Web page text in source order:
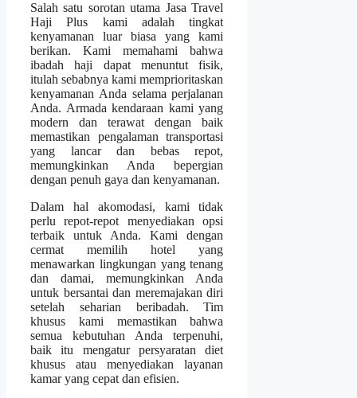
Salah satu sorotan utama Jasa Travel
Haji Plus kami adalah tingkat
kenyamanan luar biasa yang kami
berikan. Kami memahami bahwa
ibadah haji dapat menuntut fisik,
itulah sebabnya kami memprioritaskan
kenyamanan Anda selama perjalanan
Anda. Armada kendaraan kami yang
modern dan terawat dengan baik
memastikan pengalaman transportasi
yang lancar dan bebas repot,
memungkinkan Anda bepergian
dengan penuh gaya dan kenyamanan.
Dalam hal akomodasi, kami tidak
perlu repot-repot menyediakan opsi
terbaik untuk Anda. Kami dengan
cermat memilih hotel yang
menawarkan lingkungan yang tenang
dan damai, memungkinkan Anda
untuk bersantai dan meremajakan diri
setelah seharian beribadah. Tim
khusus kami memastikan bahwa
semua kebutuhan Anda terpenuhi,
baik itu mengatur persyaratan diet
khusus atau menyediakan layanan
kamar yang cepat dan efisien.